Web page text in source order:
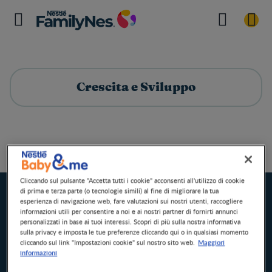
Crescita e Sviluppo
Home Crescita e Sviluppo
Cliccando sul pulsante "Accetta tutti i cookie" acconsenti all'utilizzo di cookie
di prima e terza parte (o tecnologie simili) al fine di migliorare la tua
esperienza di navigazione web, fare valutazioni sui nostri utenti, raccogliere
informazioni utili per consentire a noi e ai nostri partner di fornirti annunci
personalizzati in base ai tuoi interessi. Scopri di più sulla nostra informativa
sulla privacy e imposta le tue preferenze cliccando qui o in qualsiasi momento
cliccando sul link "Impostazioni cookie" sul nostro sito web. Maggiori
informazioni